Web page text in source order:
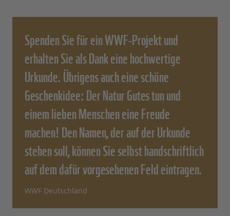
Spenden Sie für ein WWF-Projekt und
erhalten Sie als Dank eine hochwertige
Urkunde. Übrigens auch eine schöne
Geschenkidee: Der Natur Gutes tun und
einem lieben Menschen eine Freude
machen! Den Namen, der auf der Urkunde
stehen soll, können Sie selbst handschriftlich
auf dem dafür vorgesehenen Feld eintragen.
WWF Deutschland